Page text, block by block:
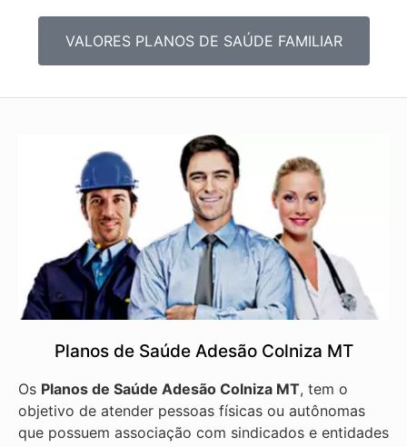
VALORES PLANOS DE SAÚDE FAMILIAR
Planos de Saúde Adesão Colniza MT
Os Planos de Saúde Adesão Colniza MT, tem o
objetivo de atender pessoas físicas ou autônomas
que possuem associação com sindicados e entidades